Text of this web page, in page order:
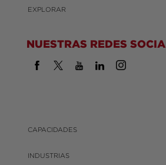
EXPLORAR
NUESTRAS REDES
CAPACIDADES
INDUSTRIAS